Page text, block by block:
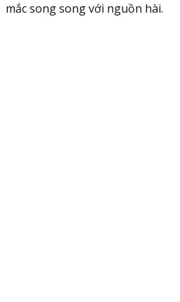
mắc song song với nguồn hài.